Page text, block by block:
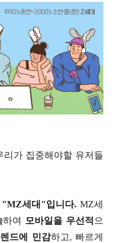
리가 집중해야할 유저들
"MZ세대"입니다.MZ세
하여 모바일을 우선적 으
드에 민감하고, 빠르게